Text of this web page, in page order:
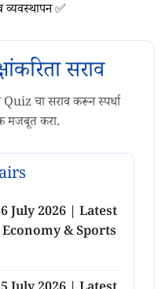
व्यवस्थापन ✅
सराव
चा सराव करून स्पर्धा
मजबूत करा.
July 2026 | Latest
& Sports